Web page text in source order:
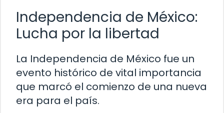
Independencia de México:
Lucha por la libertad
La Independencia de México fue un
evento histórico de vital importancia
que marcó el comienzo de una nueva
era para el país.